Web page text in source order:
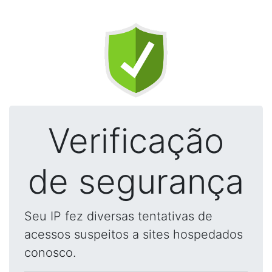
Verificação
de segurança
Seu IP fez diversas tentativas de
acessos suspeitos a sites hospedados
conosco.